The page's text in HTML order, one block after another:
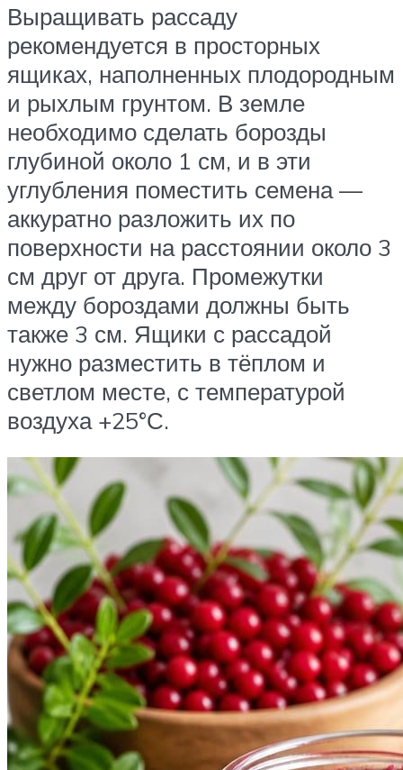
Выращивать рассаду
рекомендуется в просторных
ящиках, наполненных плодородным
и рыхлым грунтом. В земле
необходимо сделать борозды
глубиной около 1 см, и в эти
углубления поместить семена —
аккуратно разложить их по
поверхности на расстоянии около 3
см друг от друга. Промежутки
между бороздами должны быть
также 3 см. Ящики с рассадой
нужно разместить в тёплом и
светлом месте, с температурой
воздуха +25°С.